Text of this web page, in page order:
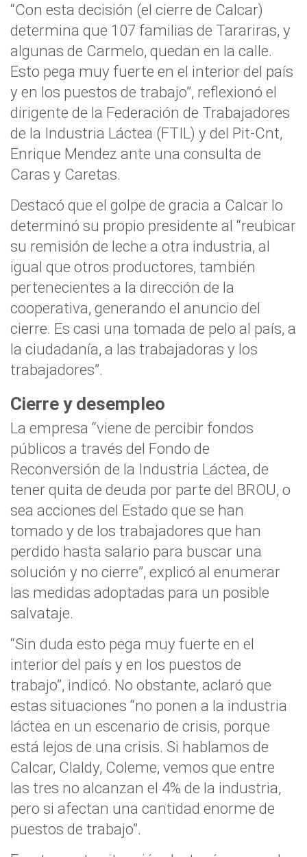
“Con esta decisión (el cierre de Calcar)
determina que 107 familias de Tarariras, y
algunas de Carmelo, quedan en la calle.
Esto pega muy fuerte en el interior del país
y en los puestos de trabajo”, reflexionó el
dirigente de la Federación de Trabajadores
de la Industria Láctea (FTIL) y del Pit-Cnt,
Enrique Mendez ante una consulta de
Caras y Caretas.
Destacó que el golpe de gracia a Calcar lo
determinó su propio presidente al “reubicar
su remisión de leche a otra industria, al
igual que otros productores, también
pertenecientes a la dirección de la
cooperativa, generando el anuncio del
cierre. Es casi una tomada de pelo al país, a
la ciudadanía, a las trabajadoras y los
trabajadores”.
Cierre y desempleo
La empresa “viene de percibir fondos
públicos a través del Fondo de
Reconversión de la Industria Láctea, de
tener quita de deuda por parte del BROU, o
sea acciones del Estado que se han
tomado y de los trabajadores que han
perdido hasta salario para buscar una
solución y no cierre”, explicó al enumerar
las medidas adoptadas para un posible
salvataje.
“Sin duda esto pega muy fuerte en el
interior del país y en los puestos de
trabajo”, indicó. No obstante, aclaró que
estas situaciones “no ponen a la industria
láctea en un escenario de crisis, porque
está lejos de una crisis. Si hablamos de
Calcar, Claldy, Coleme, vemos que entre
las tres no alcanzan el 4% de la industria,
pero si afectan una cantidad enorme de
puestos de trabajo”.